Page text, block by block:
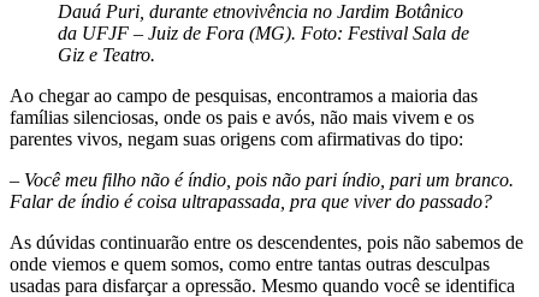
Dauá Puri, durante etnovivência no Jardim Botânico
da UFJF – Juiz de Fora (MG). Foto: Festival Sala de
Giz e Teatro.
Ao chegar ao campo de pesquisas, encontramos a maioria das
famílias silenciosas, onde os pais e avós, não mais vivem e os
parentes vivos, negam suas origens com afirmativas do tipo:
– Você meu filho não é índio, pois não pari índio, pari um branco.
Falar de índio é coisa ultrapassada, pra que viver do passado?
As dúvidas continuarão entre os descendentes, pois não sabemos de
onde viemos e quem somos, como entre tantas outras desculpas
usadas para disfarçar a opressão. Mesmo quando você se identifica